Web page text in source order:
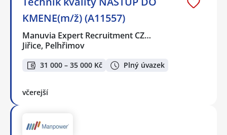
KMENE(m/ž) (A11557)
Manuvia Expert Recruitment CZ…
Jiřice, Pelhřimov
31 000 – 35 000 Kč Plný úvazek
včerejší